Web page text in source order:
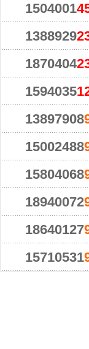
1504001
1388929
1870404
1594035
13897908
15002488
15804068
18940072
18640127
15710531